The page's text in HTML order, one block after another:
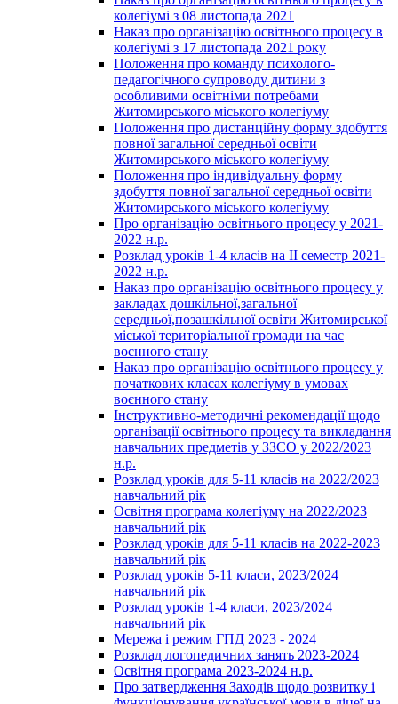
колегіумі з 08 листопада 2021
Наказ про організацію освітнього процесу в
колегіумі з 17 листопада 2021 року
Положення про команду психолого-
педагогічного супроводу дитини з
особливими освітніми потребами
Житомирського міського колегіуму
Положення про дистанційну форму здобуття
повної загальної середньої освіти
Житомирського міського колегіуму
Положення про індивідуальну форму
здобуття повної загальної середньої освіти
Житомирського міського колегіуму
Про організацію освітнього процесу у 2021-
2022 н.р.
Розклад уроків 1-4 класів на ІІ семестр 2021-
2022 н.р.
Наказ про організацію освітнього процесу у
закладах дошкільної,загальної
середньої,позашкільної освіти Житомирської
міської територіальної громади на час
воєнного стану
Наказ про організацію освітнього процесу у
початкових класах колегіуму в умовах
воєнного стану
Інструктивно-методичні рекомендації щодо
організації освітнього процесу та викладання
навчальних предметів у ЗЗСО у 2022/2023
н.р.
Розклад уроків для 5-11 класів на 2022/2023
навчальний рік
Освітня програма колегіуму на 2022/2023
навчальний рік
Розклад уроків для 5-11 класів на 2022-2023
навчальний рік
Розклад уроків 5-11 класи, 2023/2024
навчальний рік
Розклад уроків 1-4 класи, 2023/2024
навчальний рік
Мережа і режим ГПД 2023 - 2024
Розклад логопедичних занять 2023-2024
Освітня програма 2023-2024 н.р.
Про затвердження Заходів щодо розвитку і